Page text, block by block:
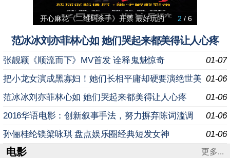
开心麻花《二维码杀手》开票 最好玩的 2 / 6
范冰冰刘亦菲林心如 她们哭起来都美得让人心疼
01-07
张靓颖《顺流而下》MV首发 诠释鬼魅惊奇
01-06
把小龙女演成黑寡妇！她们长相平庸却硬要演绝世美
女
01-06
范冰冰刘亦菲林心如 她们哭起来都美得让人心疼
01-06
2016华语电影：创新叙事手法，努力摒弃陈词滥调
01-06
孙俪桂纶镁梁咏琪 盘点娱乐圈经典短发女神
电影 更多...